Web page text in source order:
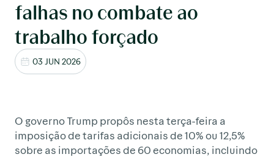
falhas no combate ao
trabalho forçado
03 JUN 2026
O governo Trump propôs nesta terça-feira a
imposição de tarifas adicionais de 10% ou 12,5%
sobre as importações de 60 economias, incluindo